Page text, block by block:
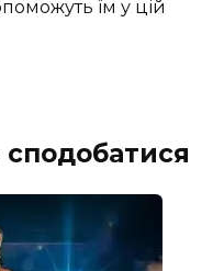
їм у цій